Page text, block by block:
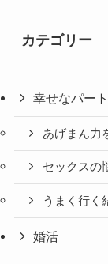
カテゴリー
幸せなパー
あげまん力
セックスの
うまく行く
婚活